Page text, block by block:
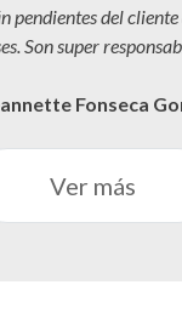
pendientes del
Son super
Fonseca
Ver más